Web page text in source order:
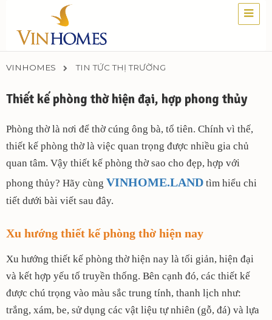
VINHOMES TIN TỨC THỊ TRƯỜNG
Thiết kế phòng thờ hiện đại, hợp phong thủy
Phòng thờ là nơi để thờ cúng ông bà, tổ tiên. Chính vì thế,
thiết kế phòng thờ là việc quan trọng được nhiều gia chủ
quan tâm. Vậy thiết kế phòng thờ sao cho đẹp, hợp với
phong thủy? Hãy cùng VINHOME.LAND tìm hiểu chi
tiết dưới bài viết sau đây.
Xu hướng thiết kế phòng thờ hiện nay
Xu hướng thiết kế phòng thờ hiện nay là tối giản, hiện đại
và kết hợp yếu tố truyền thống. Bên cạnh đó, các thiết kế
được chú trọng vào màu sắc trung tính, thanh lịch như:
trắng, xám, be, sử dụng các vật liệu tự nhiên (gỗ, đá) và lựa